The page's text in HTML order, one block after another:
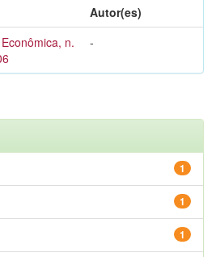
Autor(es)
n.
-
1
1
1